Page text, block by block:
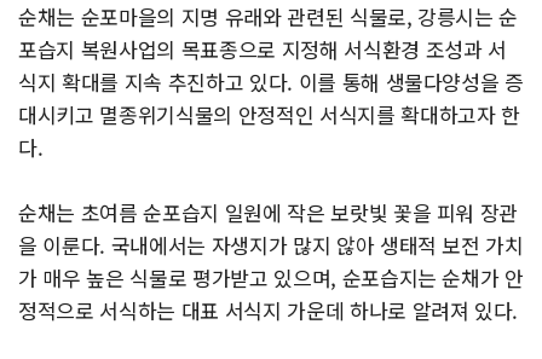
순채는 순포마을의 지명 유래와 관련된 식물로, 강릉시는 순
포습지 복원사업의 목표종으로 지정해 서식환경 조성과 서
식지 확대를 지속 추진하고 있다. 이를 통해 생물다양성을 증
대시키고 멸종위기식물의 안정적인 서식지를 확대하고자 한
다.
순채는 초여름 순포습지 일원에 작은 보랏빛 꽃을 피워 장관
을 이룬다. 국내에서는 자생지가 많지 않아 생태적 보전 가치
가 매우 높은 식물로 평가받고 있으며, 순포습지는 순채가 안
정적으로 서식하는 대표 서식지 가운데 하나로 알려져 있다.